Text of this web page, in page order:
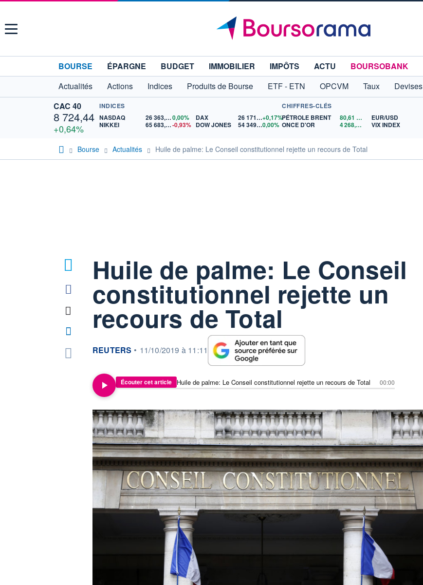
Menu
BOURSE ÉPARGNE BUDGET IMMOBILIER IMPÔTS ACTU
BOURSOBANK
Actualités
Actions Indices Produits de Bourse ETF - ETN OPCVM Taux Devises
CAC 40
8 724,44
+0,64%
INDICES
NASDAQ
26 363,440,00%
NIKKEI
65 683,26-0,93%
DAX 26 171,17+0,17%
DOW JONES
54 349,120,00%
CHIFFRES-CLÉS
PÉTROLE BRENT
80,61
ONCE D'OR
4 268,74 $US
EUR/USD
VIX INDEX
Bourse Actualités Huile de palme: Le Conseil constitutionnel rejette un recours de Total
Huile de palme: Le Conseil
constitutionnel rejette un
recours de Total
information fournie par
REUTERS • 11/10/2019 à 11:11
Écouter cet article Huile de palme: Le Conseil constitutionnel rejette un recours de Total 00:00